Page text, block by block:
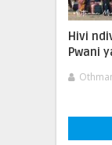
Hivi
Pwani